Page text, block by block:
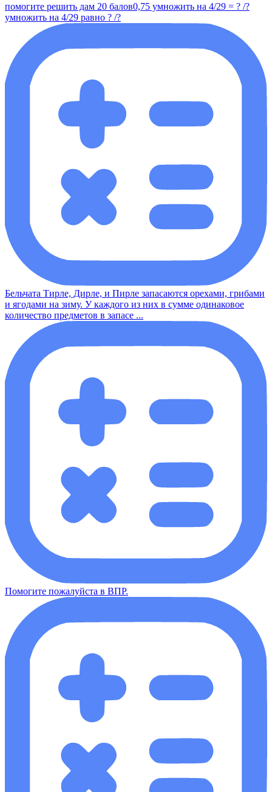
помогите решить дам 20 балов0,75 умножить на 4/29 = ? /?
умножить на 4/29 равно ? /?
Бельчата Тирле, Дирле, и Пирле запасаются орехами, грибами
и ягодами на зиму. У каждого из них в сумме одинаковое
количество предметов в запасе ...
Помогите пожалуйста в ВПР.